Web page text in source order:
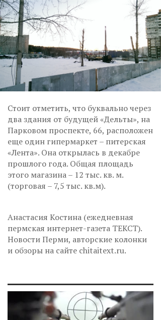
Стоит отметить, что буквально через
два здания от будущей «Дельты», на
Парковом проспекте, 66, расположен
еще один гипермаркет – питерская
«Лента». Она открылась в декабре
прошлого года. Общая площадь
этого магазина – 12 тыс. кв. м.
(торговая – 7,5 тыс. кв.м).
Анастасия Костина (ежедневная
пермская интернет-газета ТЕКСТ).
Новости Перми, авторские колонки
и обзоры на сайте chitaitext.ru.